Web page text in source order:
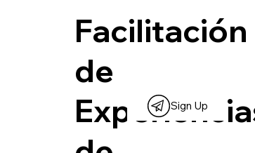
Facilitación
de
Sign Up